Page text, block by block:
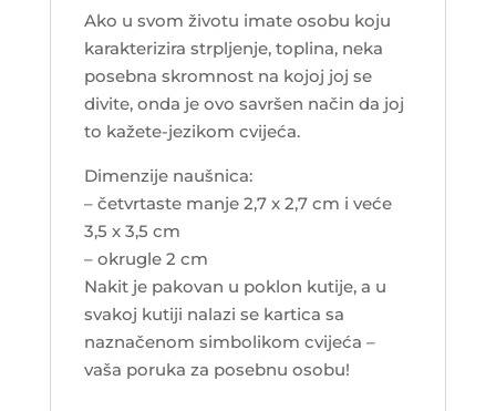
Ako u svom životu imate osobu koju
karakterizira strpljenje, toplina, neka
posebna skromnost na kojoj joj se
divite, onda je ovo savršen način da joj
to kažete-jezikom cvijeća.
Dimenzije naušnica:
– četvrtaste manje 2,7 x 2,7 cm i veće
3,5 x 3,5 cm
– okrugle 2 cm
Nakit je pakovan u poklon kutije, a u
svakoj kutiji nalazi se kartica sa
naznačenom simbolikom cvijeća –
vaša poruka za posebnu osobu!